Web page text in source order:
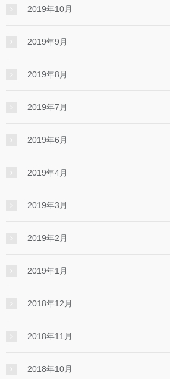
2019年10月
2019年9月
2019年8月
2019年7月
2019年6月
2019年4月
2019年3月
2019年2月
2019年1月
2018年12月
2018年11月
2018年10月